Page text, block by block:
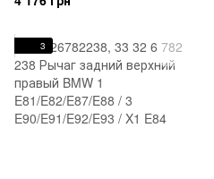
E90/E91/E92/E93 / X1 E84
3